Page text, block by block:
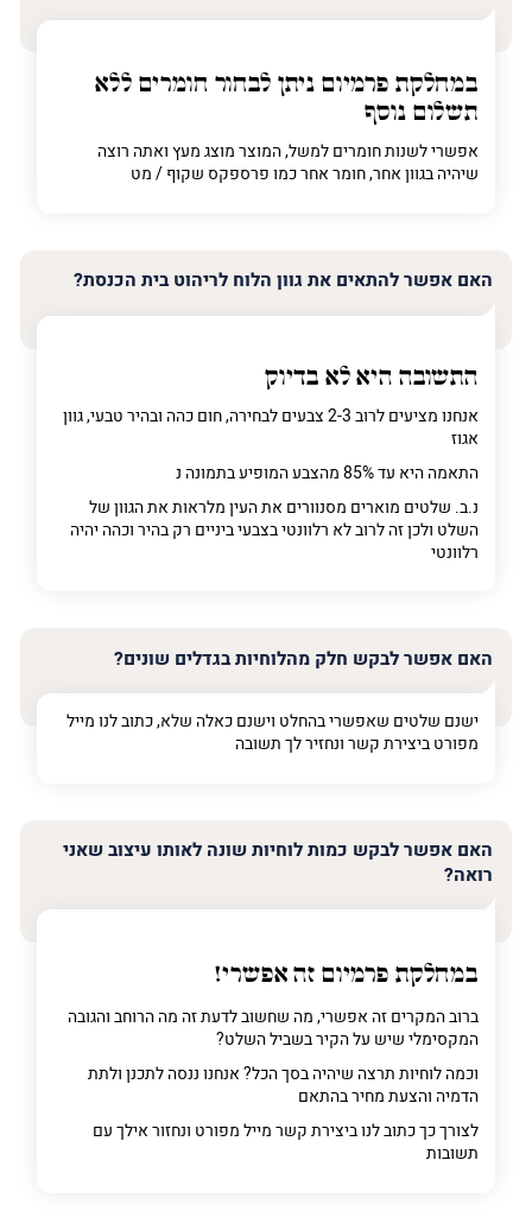
במחלקת פרמיום ניתן לבחור חומרים ללא
תשלום נוסף
אפשרי לשנות חומרים למשל, המוצר מוצג מעץ ואתה רוצה
שיהיה בגוון אחר, חומר אחר כמו פרספקס שקוף / מט
האם אפשר להתאים את גוון הלוח לריהוט בית הכנסת?
התשובה היא לא בדיוק
אנחנו מציעים לרוב 2-3 צבעים לבחירה, חום כהה ובהיר טבעי, גוון
אגוז
התאמה היא עד 85% מהצבע המופיע בתמונה נ
נ.ב. שלטים מוארים מסנוורים את העין מלראות את הגוון של
השלט ולכן זה לרוב לא רלוונטי בצבעי ביניים רק בהיר וכהה יהיה
רלוונטי
האם אפשר לבקש חלק מהלוחיות בגדלים שונים?
ישנם שלטים שאפשרי בהחלט וישנם כאלה שלא, כתוב לנו מייל
מפורט ביצירת קשר ונחזיר לך תשובה
האם אפשר לבקש כמות לוחיות שונה לאותו עיצוב שאני
רואה?
במחלקת פרמיום זה אפשרי!
ברוב המקרים זה אפשרי, מה שחשוב לדעת זה מה הרוחב והגובה
המקסימלי שיש על הקיר בשביל השלט?
וכמה לוחיות תרצה שיהיה בסך הכל? אנחנו ננסה לתכנן ולתת
הדמיה והצעת מחיר בהתאם
לצורך כך כתוב לנו ביצירת קשר מייל מפורט ונחזור אילך עם
תשובות